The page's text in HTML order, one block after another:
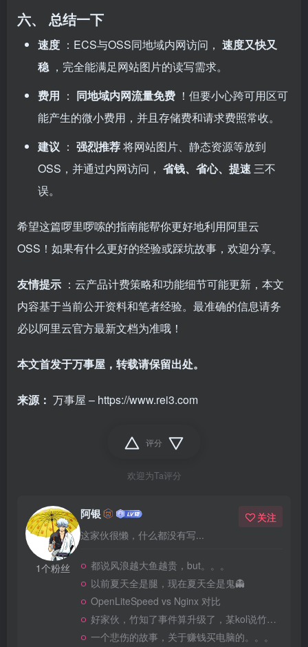
六、 总结一下
速度 ：ECS与OSS同地域内网访问， 速度又快又
稳 ，完全能满足网站图片的读写需求。
费用 ： 同地域内网流量免费 ！但要小心跨可用区可
能产生的微小费用，并且存储费和请求费照常收。
建议 ： 强烈推荐将网站图片、静态资源等放到
OSS，并通过内网访问， 省钱、省心、提速三不
误。
希望这篇啰里啰嗦的指南能帮你更好地利用阿里云
OSS！如果有什么更好的经验或踩坑故事，欢迎分享。
友情提示 ：云产品计费策略和功能细节可能更新，本文
内容基于当前公开资料和笔者经验。最准确的信息请务
必以阿里云官方最新文档为准哦！
本文首发于万事屋，转载请保留出处。
来源： 万事屋 – https://www.rei3.com
评分
欢迎为Ta评分
1个粉丝
阿银
这家伙很懒，什么都没有写...
关注
都说风浪越大鱼越贵，but。。。
以前夏天全是腿，现在夏天全是鬼👻
OpenLiteSpeed vs Nginx 对比
好家伙，竹知了事件算升级了，某kol说竹知了是日本玩具
一个悲伤的故事，关于赚钱买电脑的。。。